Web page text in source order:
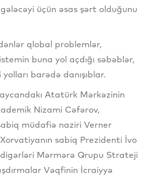
üçün əsas şərt olduğunu
qlobal problemlər,
buna yol açdığı səbəblər,
barədə danışıblar.
Atatürk Mərkəzinin
Nizami Cəfərov,
müdafiə naziri Verner
sabiq Prezidenti İvo
Mərmərə Qrupu Strateji
Vəqfinin İcraiyyə